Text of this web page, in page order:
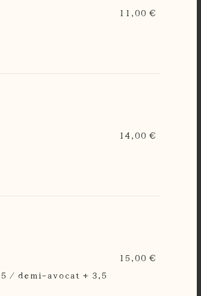
11,00 €
14,00 €
/ demi-avocat + 3,5
15,00 €